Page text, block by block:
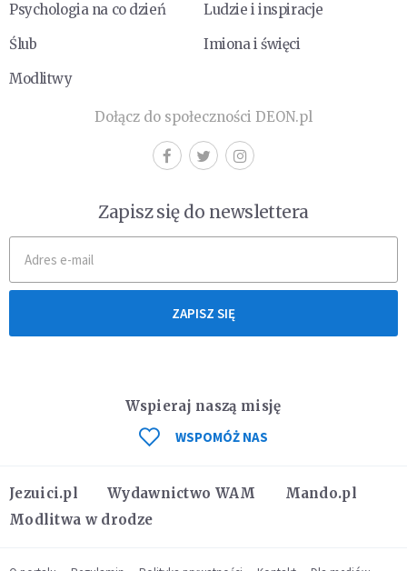
Psychologia na co dzień
Ludzie i inspiracje
Ślub
Imiona i święci
Modlitwy
Dołącz do społeczności DEON.pl
Zapisz się do newslettera
ZAPISZ SIĘ
Jezuici.pl Wydawnictwo WAM
Mando.pl
Modlitwa w drodze
Wspieraj naszą misję
WSPOMÓŻ NAS